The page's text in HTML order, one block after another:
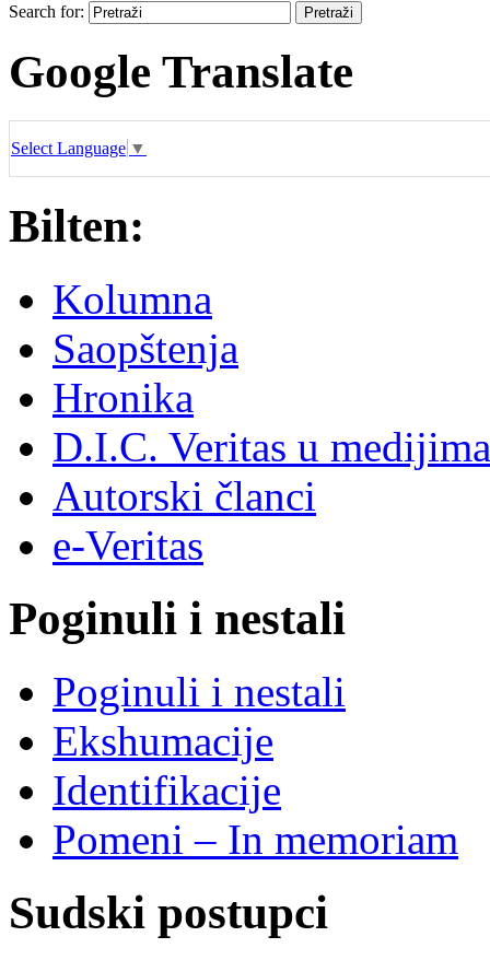
Search for:
Google Translate
Select Language ▼
Bilten:
Kolumna
Saopštenja
Hronika
D.I.C. Veritas u medijima
Autorski članci
e-Veritas
Poginuli i nestali
Poginuli i nestali
Ekshumacije
Identifikacije
Pomeni – In memoriam
Sudski postupci